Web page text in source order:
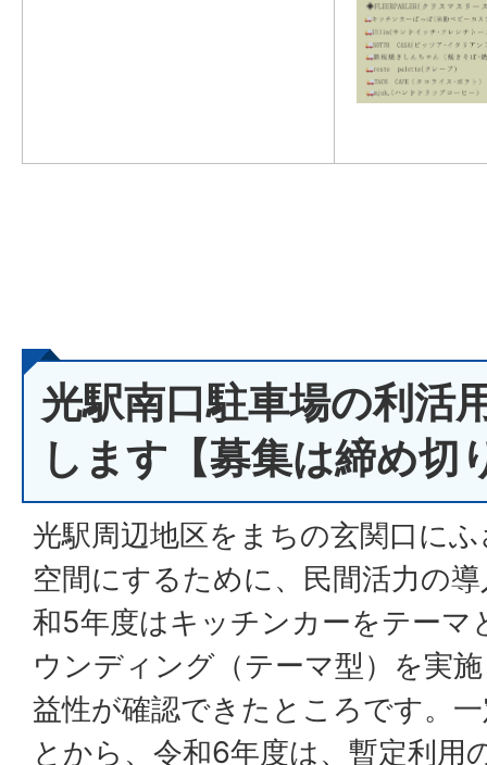
光駅南口駐車場の利活
します【募集は締め切
光駅周辺地区をまちの玄関口に
空間にするために、民間活力の
和5年度はキッチンカーをテーマ
ウンディング（テーマ型）を実
益性が確認できたところです。
とから、令和6年度は、暫定利用